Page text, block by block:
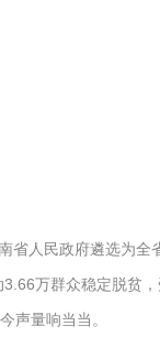
人民政府遴选为全
万群众稳定脱贫
声量响当当。